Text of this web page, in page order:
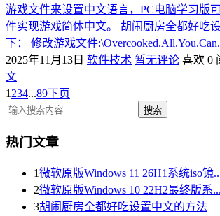
游戏文件来设置中文语言，PC电脑学习版
件实现游戏简体中文。 胡闹厨房全都好吃
下： 修改游戏文件
2025年11月13日 软件技术 暂无评论 喜欢 0
文
1 234...89下页
热门文章
1微软原版Windows 11 26H1系统iso镜
2微软原版Windows 10 22H2最终版系...
3胡闹厨房全都好吃设置中文的方法